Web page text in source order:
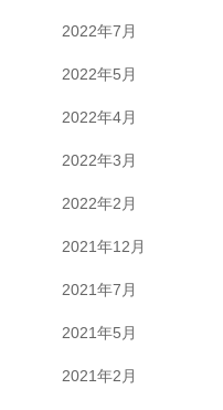
2022年7月
2022年5月
2022年4月
2022年3月
2022年2月
2021年12月
2021年7月
2021年5月
2021年2月